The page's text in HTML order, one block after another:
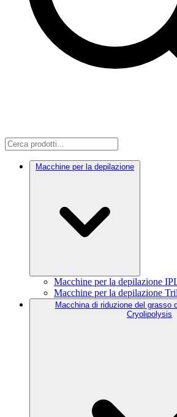
Macchine per la depilazione
Macchine per la depilazione
Macchine per la depilazione
Macchina di riduzione del grasso
Cryolipolysis